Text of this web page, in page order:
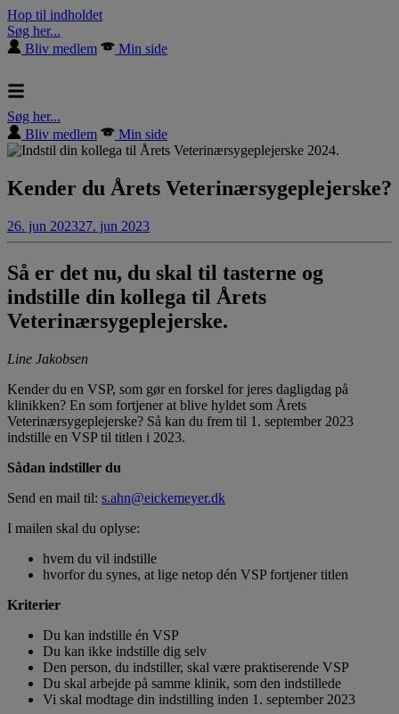
Hop til indholdet
Søg her...
Bliv medlem
Min side
Søg her...
Bliv medlem
Min side
Kender du Årets Veterinærsygeplejerske?
26. jun 202327. jun 2023
Så er det nu, du skal til tasterne og
indstille din kollega til Årets
Veterinærsygeplejerske.
Line Jakobsen
Kender du en VSP, som gør en forskel for jeres dagligdag på
klinikken? En som fortjener at blive hyldet som Årets
Veterinærsygeplejerske? Så kan du frem til 1. september 2023
indstille en VSP til titlen i 2023.
Sådan indstiller du
Send en mail til: s.ahn@eickemeyer.dk
I mailen skal du oplyse:
hvem du vil indstille
hvorfor du synes, at lige netop dén VSP fortjener titlen
Kriterier
Du kan indstille én VSP
Du kan ikke indstille dig selv
Den person, du indstiller, skal være praktiserende VSP
Du skal arbejde på samme klinik, som den indstillede
Vi skal modtage din indstilling inden 1. september 2023